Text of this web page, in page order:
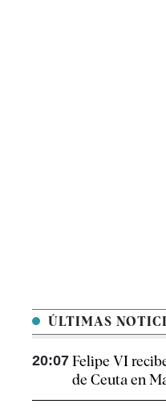
ÚLTIMAS
20:07 Felipe VI
de Ceuta en